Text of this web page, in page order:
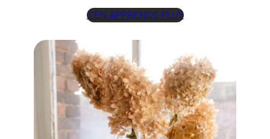
J’EN APPRENDS PLUS